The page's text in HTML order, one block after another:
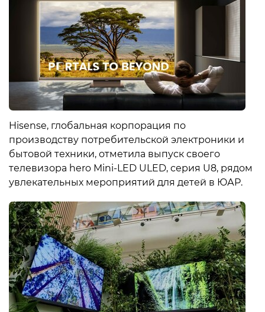
Hisense, глобальная корпорация по
производству потребительской электроники и
бытовой техники, отметила выпуск своего
телевизора hero Mini-LED ULED, серия U8, рядом
увлекательных мероприятий для детей в ЮАР.